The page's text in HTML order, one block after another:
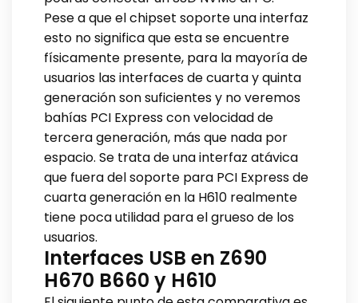
Pese a que el chipset soporte una interfaz
esto no significa que esta se encuentre
físicamente presente, para la mayoría de
usuarios las interfaces de cuarta y quinta
generación son suficientes y no veremos
bahías PCI Express con velocidad de
tercera generación, más que nada por
espacio. Se trata de una interfaz atávica
que fuera del soporte para PCI Express de
cuarta generación en la H610 realmente
tiene poca utilidad para el grueso de los
usuarios.
Interfaces USB en Z690
H670 B660 y H610